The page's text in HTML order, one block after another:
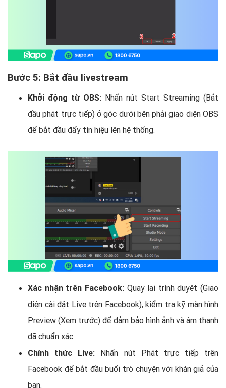
Bước 5: Bắt đầu livestream
Khởi động từ OBS: Nhấn nút Start Streaming (Bắt
đầu phát trực tiếp) ở góc dưới bên phải giao diện OBS
để bắt đầu đẩy tín hiệu lên hệ thống.
Xác nhận trên Facebook: Quay lại trình duyệt (Giao
diện cài đặt Live trên Facebook), kiểm tra kỹ màn hình
Preview (Xem trước) để đảm bảo hình ảnh và âm thanh
đã chuẩn xác.
Chính thức Live: Nhấn nút Phát trực tiếp trên
Facebook để bắt đầu buổi trò chuyện với khán giả của
bạn.